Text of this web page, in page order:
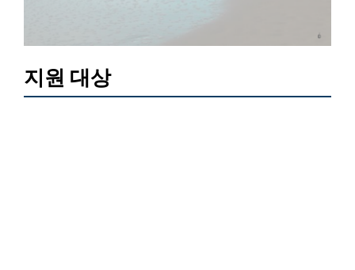
지원 대상